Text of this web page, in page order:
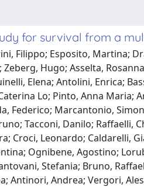
for survival from a
Filippo; Esposito, Martina;
Hugo; Asselta,
Elena; Antolini, Enrica;
Lo; Pinto, Anna Maria;
Federico; Marcantonio,
Tacconi, Danilo; Raffaelli,
Croci, Leonardo; Caldarelli,
Ognibene, Agostino;
Stefania; Bruno,
Antinori, Andrea; Vergori,